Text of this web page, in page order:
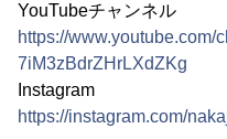
YouTubeチャンネル
https://www.youtube.com/
7iM3zBdrZHrLXdZKg
Instagram
https://instagram.com/